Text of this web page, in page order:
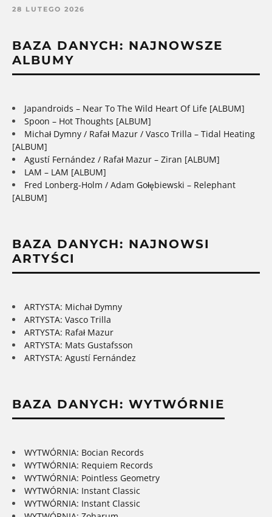
28 LUTEGO 2026
BAZA DANYCH: NAJNOWSZE
ALBUMY
Japandroids – Near To The Wild Heart Of Life [ALBUM]
Spoon – Hot Thoughts [ALBUM]
Michał Dymny / Rafał Mazur / Vasco Trilla – Tidal Heating
[ALBUM]
Agustí Fernández / Rafał Mazur – Ziran [ALBUM]
LAM – LAM [ALBUM]
Fred Lonberg-Holm / Adam Gołębiewski – Relephant
[ALBUM]
BAZA DANYCH: NAJNOWSI
ARTYŚCI
ARTYSTA: Michał Dymny
ARTYSTA: Vasco Trilla
ARTYSTA: Rafał Mazur
ARTYSTA: Mats Gustafsson
ARTYSTA: Agustí Fernández
BAZA DANYCH: WYTWÓRNIE
WYTWÓRNIA: Bocian Records
WYTWÓRNIA: Requiem Records
WYTWÓRNIA: Pointless Geometry
WYTWÓRNIA: Instant Classic
WYTWÓRNIA: Instant Classic